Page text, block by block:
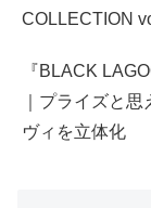
COLLECTION
『BLACK
｜プライズと
ヴィを立体化